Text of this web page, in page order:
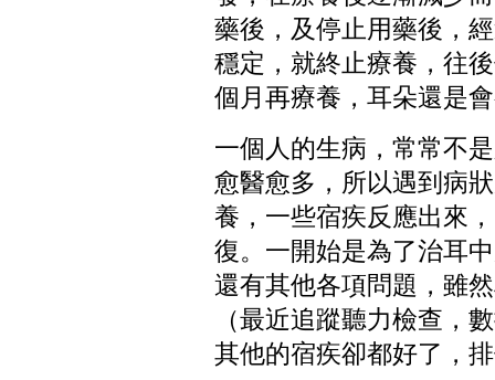
藥後，及停止用藥後，
穩定，就終止療養，往
個月再療養，耳朵還是
一個人的生病，常常不
愈醫愈多，所以遇到病
養，一些宿疾反應出來
復。一開始是為了治耳
還有其他各項問題，雖
（最近追蹤聽力檢查，
其他的宿疾卻都好了，